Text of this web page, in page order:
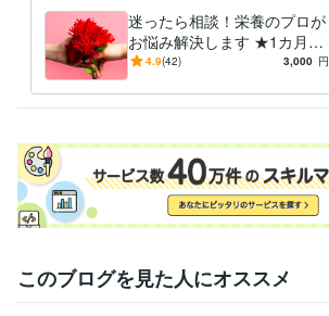
食品衛生管理者
得意分野
住まい・美容・生活相談
迷ったら相談！栄養のプロが
お悩み解決します ★1カ月間
の安心サポートを提供
4.9(42) 3,000 円
このブログを見た人にオススメ